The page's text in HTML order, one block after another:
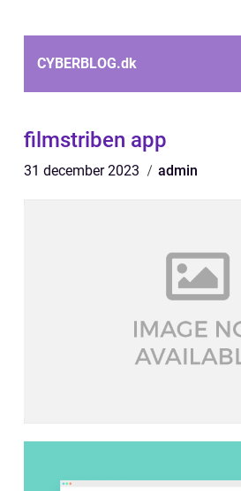
CYBERBLOG.dk
filmstriben app
31 december 2023 admin